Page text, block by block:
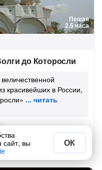
Пешая
2.5 часа
до Которосли
красивейших в России,
сайт, вы
ОК